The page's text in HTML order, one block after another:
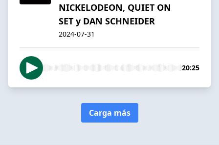
NICKELODEON, QUIET ON
SET y DAN SCHNEIDER
2024-07-31
20:25
Carga más